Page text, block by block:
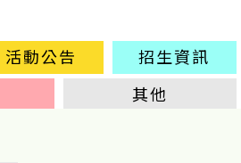
活動公告
招生資訊
其他